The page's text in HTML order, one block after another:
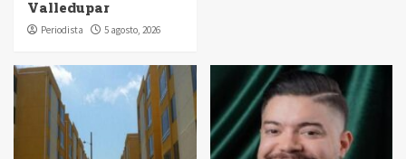
Valledupar
Periodista 5 agosto, 2026